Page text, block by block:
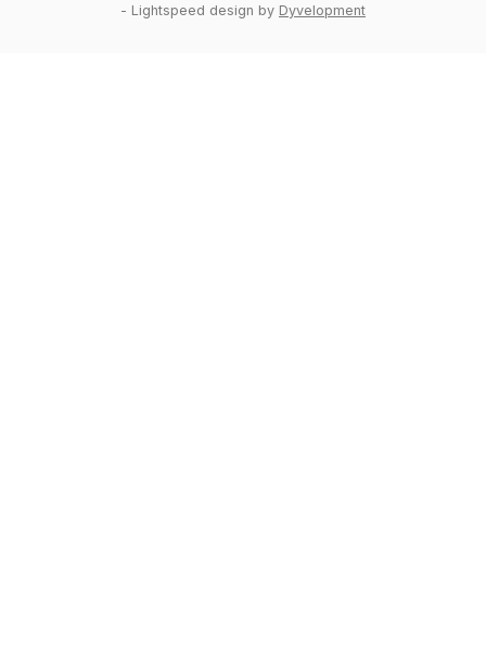
- Lightspeed design by Dyvelopment